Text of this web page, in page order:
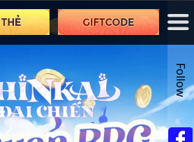
Follow